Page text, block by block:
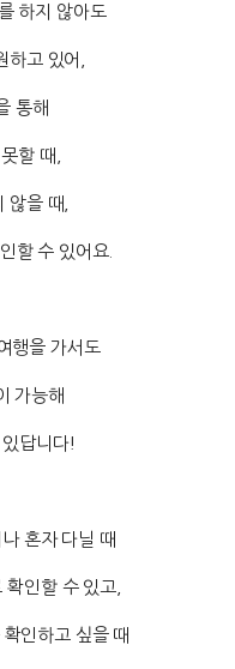
하지 않아도
하고 있어,
통해
할 때,
않을 때,
할 수 있어요.
행을 가서도
가능해
답니다!
혼자 다닐 때
인할 수 있고,
인하고 싶을 때